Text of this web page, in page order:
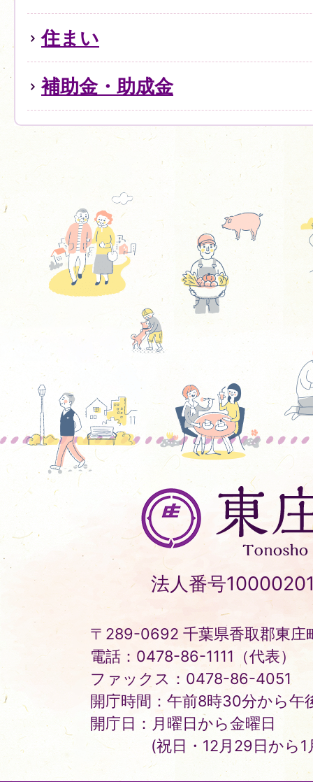
住まい
補助金・助成金
東
庄
町
Tonosho
Town
法人番号
〒289-0692 千葉県香取郡東庄
電話：0478-86-1111（代表）
ファックス：0478-86-4051
開庁時間：午前8時30分から午
開庁日：月曜日から金曜日
(祝日・12月29日から